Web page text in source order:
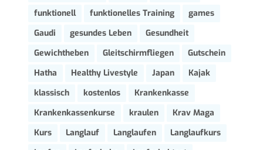
funktionell
funktionelles Training
games
Gaudi
gesundes Leben
Gesundheit
Gewichtheben
Gleitschirmfliegen
Gutschein
Hatha
Healthy Livestyle Japan
Kajak
klassisch
kostenlos
Krankenkasse
Krankenkassenkurse
kraulen
Krav Maga
Kurs
Langlauf Langlaufen
Langlaufkurs